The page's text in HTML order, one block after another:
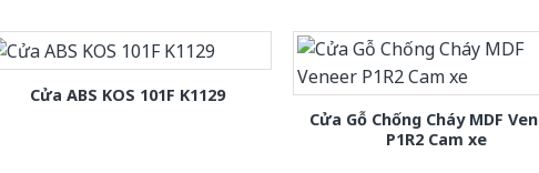
Cửa ABS KOS 101F K1129
Cửa Gỗ Chống Cháy MDF
P1R2 Cam xe